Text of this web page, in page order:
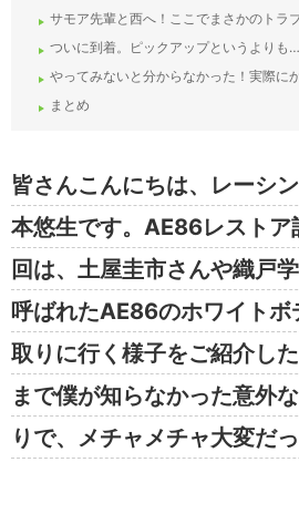
サモア先輩と西へ！ここでまさかのトラ
ついに到着。ピックアップというよりも
やってみないと分からなかった！実際に
まとめ
皆さんこんにちは、レーシ
本悠生です。AE86レスト
回は、土屋圭市さんや織戸
呼ばれたAE86のホワイトボ
取りに行く様子をご紹介し
まで僕が知らなかった意外
りで、メチャメチャ大変だ